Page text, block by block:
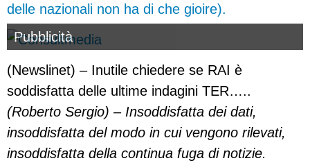
delle nazionali non ha di che gioire).
Pubblicità
(Newslinet) – Inutile chiedere se RAI è
soddisfatta delle ultime indagini TER…..
(Roberto Sergio) – Insoddisfatta dei dati,
insoddisfatta del modo in cui vengono rilevati,
insoddisfatta della continua fuga di notizie.